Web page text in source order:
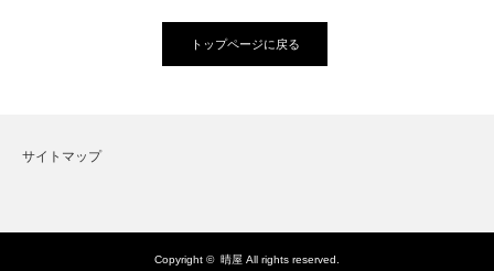
トップページに戻る
サイトマップ
Copyright © 晴屋 All rights reserved.